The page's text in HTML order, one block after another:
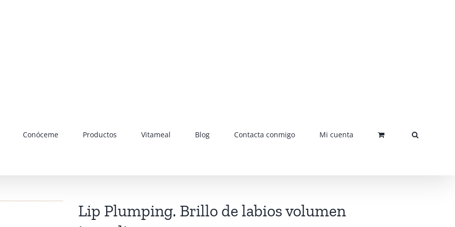
Conóceme Productos Vitameal Blog Contacta conmigo Mi cuenta
Lip Plumping. Brillo de labios volumen